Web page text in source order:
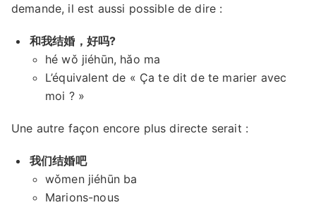
demande, il est aussi possible de dire :
和我结婚，好吗?
hé wǒ jiéhūn, hǎo ma
L’équivalent de « Ça te dit de te marier avec
moi ? »
Une autre façon encore plus directe serait :
我们结婚吧
wǒmen jiéhūn ba
Marions-nous